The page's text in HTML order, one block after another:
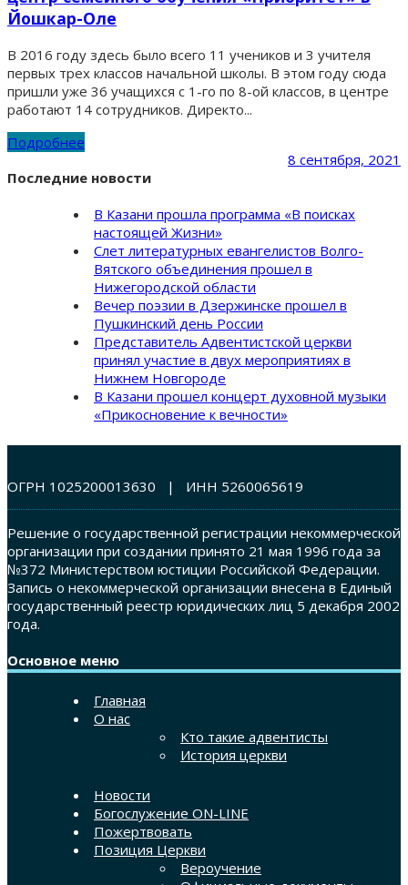
Йошкар-Оле
В 2016 году здесь было всего 11 учеников и 3 учителя
первых трех классов начальной школы. В этом году сюда
пришли уже 36 учащихся с 1-го по 8-ой классов, в центре
работают 14 сотрудников. Директо...
Подробнее
8 сентября, 2021
Последние новости
В Казани прошла программа «В поисках
настоящей Жизни»
Слет литературных евангелистов Волго-
Вятского объединения прошел в
Нижегородской области
Вечер поэзии в Дзержинске прошел в
Пушкинский день России
Представитель Адвентистской церкви
принял участие в двух мероприятиях в
Нижнем Новгороде
В Казани прошел концерт духовной музыки
«Прикосновение к вечности»
ОГРН 1025200013630 | ИНН 5260065619
Решение о государственной регистрации некоммерческой
организации при создании принято 21 мая 1996 года за
№372 Министерством юстиции Российской Федерации.
Запись о некоммерческой организации внесена в Единый
государственный реестр юридических лиц 5 декабря 2002
года.
Основное меню
Главная
О нас
Кто такие адвентисты
История церкви
Новости
Богослужение ON-LINE
Пожертвовать
Позиция Церкви
Вероучение